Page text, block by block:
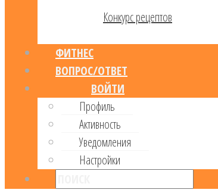
Конкурс рецептов
ФИТНЕС
ВОПРОС/ОТВЕТ
ВОЙТИ
Профиль
Активность
Уведомления
Настройки